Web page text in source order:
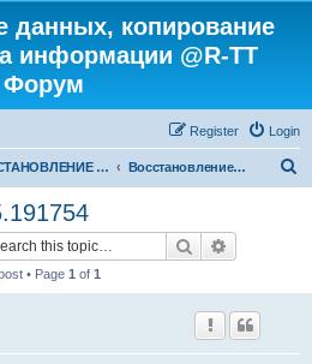
данных, копирование
информации @R-TT
Форум
Login
Register
ВОССТАНОВЛЕНИЕ ДАННЫХ И УДАЛЕННЫХ ФАЙЛОВ Восстановление Удаленных Файлов
Search
• Page 1 of 1